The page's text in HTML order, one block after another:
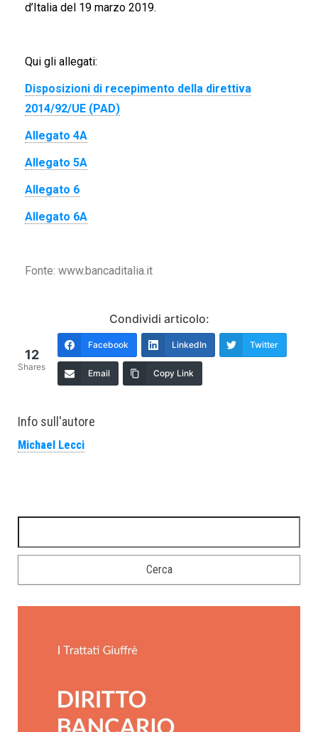
d’Italia del 19 marzo 2019.
Qui gli allegati:
Disposizioni di recepimento della direttiva
2014/92/UE (PAD)
Allegato 4A
Allegato 5A
Allegato 6
Allegato 6A
Fonte: www.bancaditalia.it
Condividi articolo:
12
Shares
Facebook LinkedIn Twitter
Email Copy Link
Info sull'autore
Michael Lecci